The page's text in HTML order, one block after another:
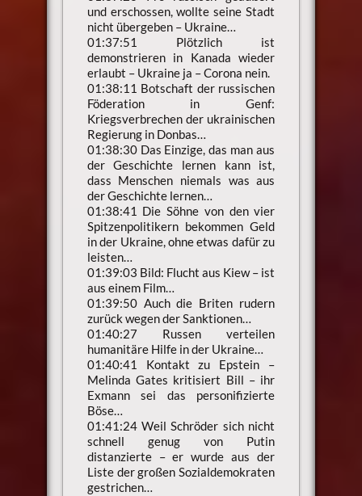
und erschossen, wollte seine Stadt
nicht übergeben – Ukraine…
01:37:51 Plötzlich ist
demonstrieren in Kanada wieder
erlaubt – Ukraine ja – Corona nein.
01:38:11 Botschaft der russischen
Föderation in Genf:
Kriegsverbrechen der ukrainischen
Regierung in Donbas…
01:38:30 Das Einzige, das man aus
der Geschichte lernen kann ist,
dass Menschen niemals was aus
der Geschichte lernen…
01:38:41 Die Söhne von den vier
Spitzenpolitikern bekommen Geld
in der Ukraine, ohne etwas dafür zu
leisten…
01:39:03 Bild: Flucht aus Kiew – ist
aus einem Film…
01:39:50 Auch die Briten rudern
zurück wegen der Sanktionen…
01:40:27 Russen verteilen
humanitäre Hilfe in der Ukraine…
01:40:41 Kontakt zu Epstein –
Melinda Gates kritisiert Bill – ihr
Exmann sei das personifizierte
Böse…
01:41:24 Weil Schröder sich nicht
schnell genug von Putin
distanzierte – er wurde aus der
Liste der großen Sozialdemokraten
gestrichen…